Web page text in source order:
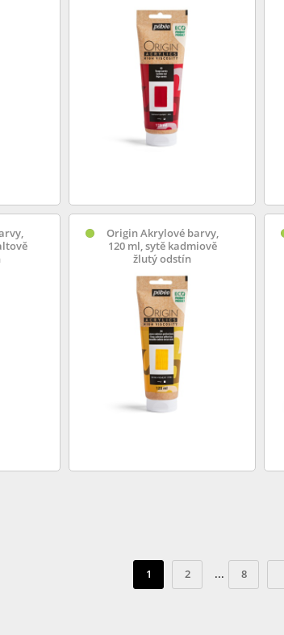
Origin Akrylové barvy,
120 ml, sytě kadmiově
žlutý odstín
1 2 ... 8